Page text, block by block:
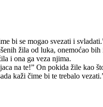
bi se mogao svezati i
žila od luka, onemoćao
i ona ga veza njima.
na te!” On pokida žile kao
kaži čime bi te trebalo